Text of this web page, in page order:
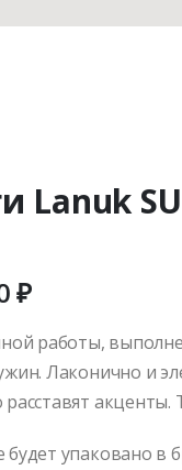
Lanuk
₽
работы,
Лаконично и
акценты.
упаковано в